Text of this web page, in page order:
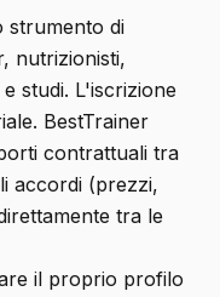
strumento di
nutrizionisti,
studi. L'iscrizione
BestTrainer
contrattuali tra
accordi (prezzi,
tra le
il proprio profilo